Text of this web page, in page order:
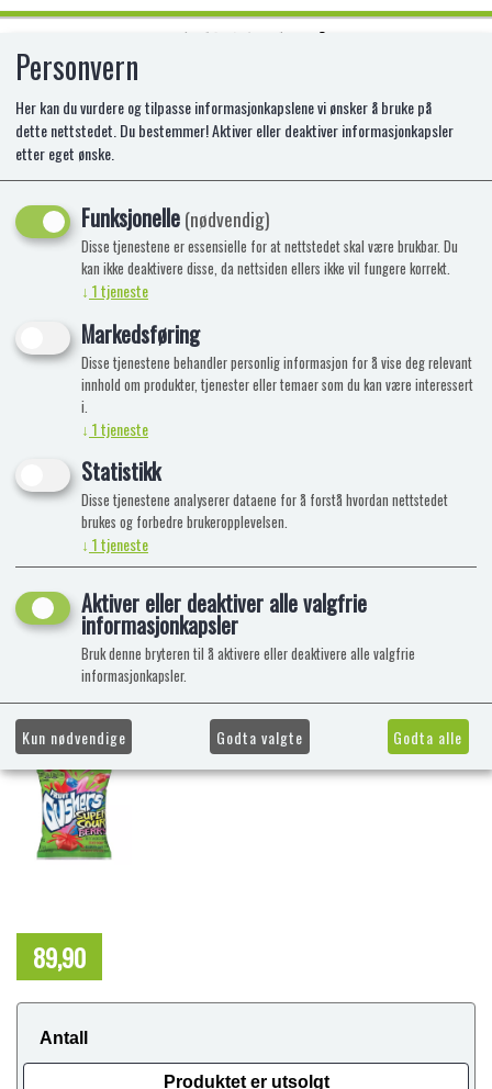
FRUIT GUSHERS SUPER SOUR
BERRY 120G
89,90
Antall
Produktet er utsolgt
Personvern
Her kan du vurdere og tilpasse informasjonkapslene vi ønsker å bruke på
dette nettstedet. Du bestemmer! Aktiver eller deaktiver informasjonkapsler
etter eget ønske.
Funksjonelle(nødvendig)
Disse tjenestene er essensielle for at nettstedet skal være brukbar. Du
kan ikke deaktivere disse, da nettsiden ellers ikke vil fungere korrekt.
↓ 1tjeneste
Markedsføring
Disse tjenestene behandler personlig informasjon for å vise deg relevant
innhold om produkter, tjenester eller temaer som du kan være interessert
i.
↓ 1tjeneste
Statistikk
Disse tjenestene analyserer dataene for å forstå hvordan nettstedet
brukes og forbedre brukeropplevelsen.
↓ 1tjeneste
Aktiver eller deaktiver alle valgfrie
informasjonkapsler
Bruk denne bryteren til å aktivere eller deaktivere alle valgfrie
informasjonkapsler.
Kun nødvendige Godta valgte Godta alle